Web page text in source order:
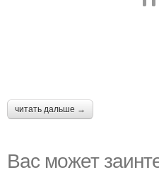
читать дальше →
Вас может